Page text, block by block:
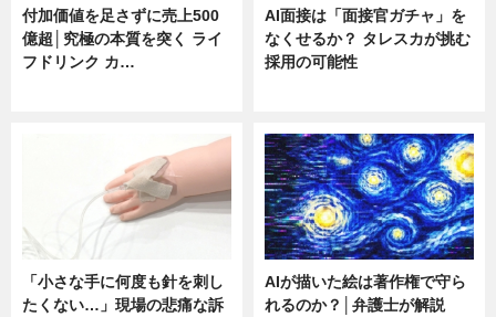
付加価値を足さずに売上500
億超│究極の本質を突く ライ
フドリンク カ…
AI面接は「面接官ガチャ」を
なくせるか？ タレスカが挑む
採用の可能性
「小さな手に何度も針を刺し
たくない…」現場の悲痛な訴
AIが描いた絵は著作権で守ら
れるのか？│弁護士が解説